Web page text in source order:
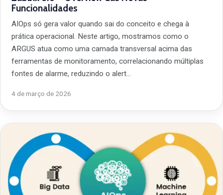
Funcionalidades
AIOps só gera valor quando sai do conceito e chega à
prática operacional. Neste artigo, mostramos como o
ARGUS atua como uma camada transversal acima das
ferramentas de monitoramento, correlacionando múltiplas
fontes de alarme, reduzindo o alert…
4 de março de 2026